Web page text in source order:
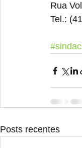
Rua
Tel.:
Posts recentes